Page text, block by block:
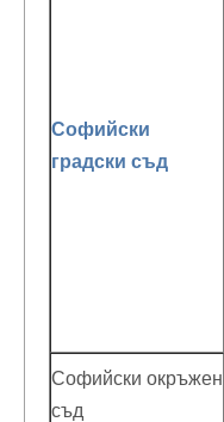
Софийски
градски съд
Софийски окръжен
съд